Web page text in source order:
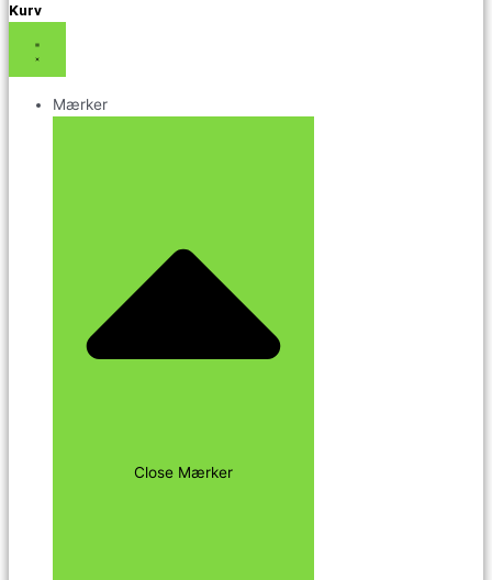
Kurv
Mærker
Close Mærker